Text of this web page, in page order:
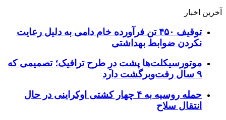
آخرین اخبار
توقیف ۴۵۰ تن فرآورده خام دامی به دلیل رعایت
نکردن ضوابط بهداشتی
موتورسیکلت‌ها پشت درِ طرح ترافیک؛ تصمیمی که
۹ سال رفت‌وبرگشت دارد
حمله روسیه به ۴ چهار کشتی اوکراینی در حال
انتقال سلاح